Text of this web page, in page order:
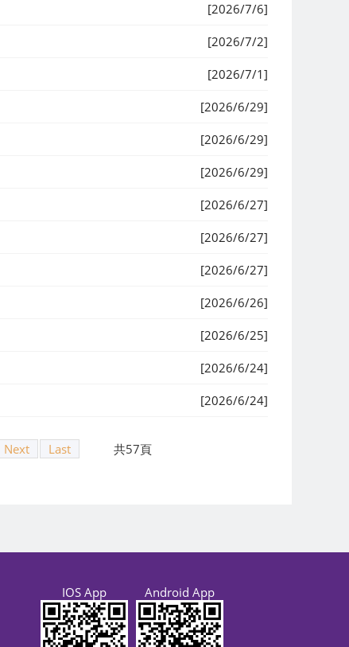
[2026/7/6]
[2026/7/2]
[2026/7/1]
[2026/6/29]
[2026/6/29]
[2026/6/29]
[2026/6/27]
[2026/6/27]
[2026/6/27]
[2026/6/26]
[2026/6/25]
[2026/6/24]
[2026/6/24]
Next Last 共57頁
IOS App Android App